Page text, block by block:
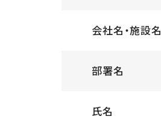
会社名・施設名
部署名
氏名